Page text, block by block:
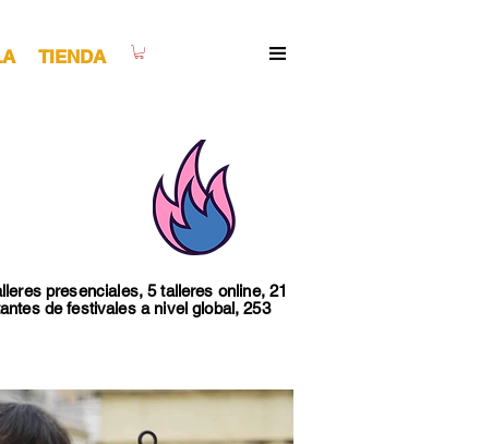
TIENDA
presenciales, 5 talleres online, 21
de festivales a nivel global, 253